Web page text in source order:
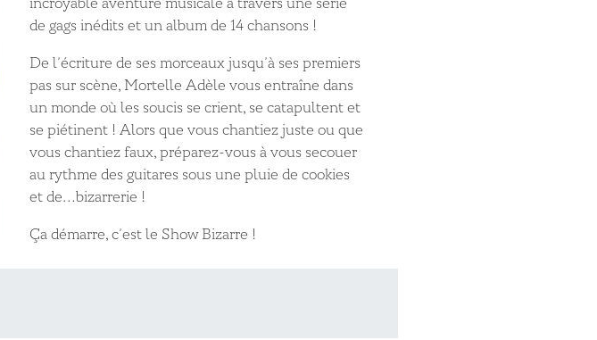
de gags inédits et un album de 14 chansons !
De l’écriture de ses morceaux jusqu’à ses premiers
pas sur scène, Mortelle Adèle vous entraîne dans
un monde où les soucis se crient, se catapultent et
se piétinent ! Alors que vous chantiez juste ou que
vous chantiez faux, préparez-vous à vous secouer
au rythme des guitares sous une pluie de cookies
et de…bizarrerie !
Ça démarre, c’est le Show Bizarre !